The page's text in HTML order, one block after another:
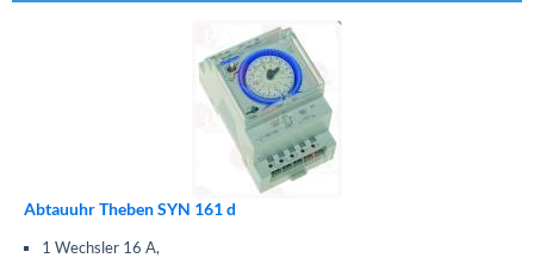
Abtauuhr Theben SYN 161 d
1 Wechsler 16 A,